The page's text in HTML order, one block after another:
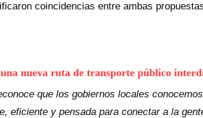
coincidencias entre ambas
nueva ruta de transporte público
que los gobiernos locales
eficiente y pensada para conectar a la